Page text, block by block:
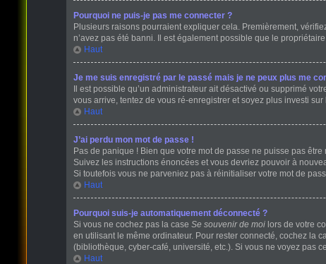
Pourquoi ne puis-je pas me connecter ?
Plusieurs raisons pourraient expliquer cela. Premièrement,
n’avez pas été banni. Il est également possible que le
Haut
Je me suis enregistré par le passé mais je ne peux plus me
Il est possible qu’un administrateur ait désactivé ou supprimé
vous arrive, tentez de vous ré-enregistrer et soyez plus investi sur
Haut
J’ai perdu mon mot de passe !
Pas de panique ! Bien que votre mot de passe ne puisse pas
Suivez les instructions énoncées et vous devriez pouvoir à
Si toutefois vous ne parveniez pas à réinitialiser votre mot de
Haut
Pourquoi suis-je automatiquement déconnecté ?
Si vous ne cochez pas la case Se souvenir de moilors de votre
en utilisant le même ordinateur. Pour rester connecté, cochez la
(bibliothèque, cyber-café, université, etc.). Si vous ne voyez pas
Haut